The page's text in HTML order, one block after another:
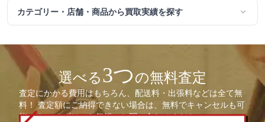
カテゴリー・店舗・商品から買取実績を探す
選べる3つの無料査定
査定にかかる費用はもちろん、配送料・出張料などは全て無
料！ 査定額にご納得できない場合は、無料でキャンセルも可
能です。 まずは、お気軽にお問い合わせください。